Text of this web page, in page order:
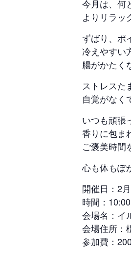
今月は、何
よりリラッ
ずばり、ポ
冷えやすい
腸がかたく
ストレスた
自覚がなく
いつも頑張
香りに包ま
ご褒美時間
心も体もぽ
開催日：2
時間：
会場名：イ
会場住所：
参加費：